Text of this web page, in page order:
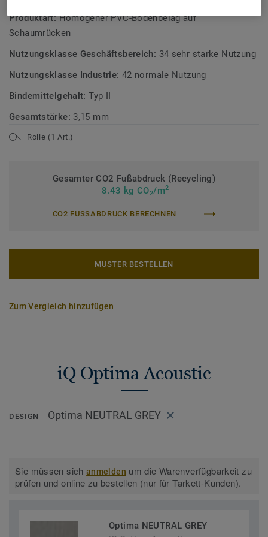
Produktart:Homogener PVC-Bodenbelag auf
Schaumrücken
Nutzungsklasse Geschäftsbereich: 34 sehr starke Nutzung
Nutzungsklasse Industrie: 42 normale Nutzung
Bindemittelgehalt:Typ II
Gesamtstärke: 3,15 mm
Rolle (1 Art.)
Gesamter CO2 Fußabdruck (Recycling)
8.43 kg CO2/m2
CO2 FUSSABDRUCK BERECHNEN
MUSTER BESTELLEN
Zum Vergleich hinzufügen
iQ Optima Acoustic
DESIGN Optima NEUTRAL GREY
Sie müssen sichanmelden um die Warenverfügbarkeit zu
prüfen und online zu bestellen (nur für Tarkett-Kunden).
Optima NEUTRAL GREY